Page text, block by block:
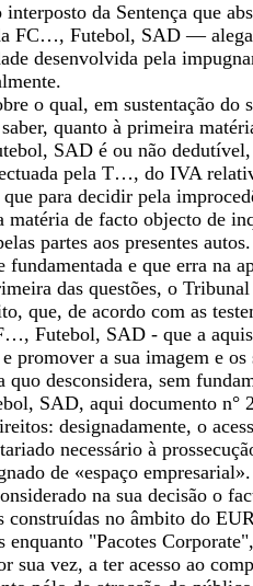
interposto da Sentença que
FC…, Futebol, SAD —
desenvolvida pela
o qual, em sustentação
quanto à primeira
SAD é ou não dedutível,
pela T…, do IVA
para decidir pela
matéria de facto objecto de
partes aos presentes
fundamentada e que erra na
das questões, o
que, de acordo com as
Futebol, SAD - que a
promover a sua imagem e
desconsidera, sem
SAD, aqui documento n°
designadamente, o
necessário à
de «espaço empresarial».
na sua decisão o
construídas no âmbito do
enquanto "Pacotes
sua vez, a ter acesso ao